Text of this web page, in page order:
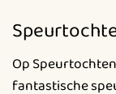
Op
fantastische